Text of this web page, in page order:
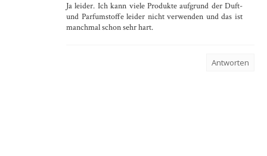
Ja leider. Ich kann viele Produkte aufgrund der Duft-
und Parfumstoffe leider nicht verwenden und das ist
manchmal schon sehr hart.
Antworten